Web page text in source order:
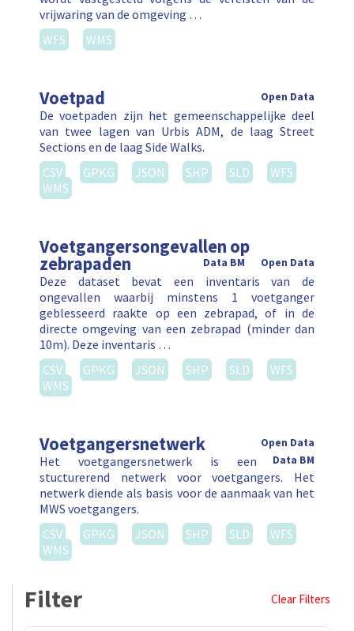
vrijwaring van de omgeving …
WFS
WMS
Voetpad Open Data
De voetpaden zijn het gemeenschappelijke deel
van twee lagen van Urbis ADM, de laag Street
Sections en de laag Side Walks.
CSV
GPKG JSON SHP SLD
WFS
WMS
Voetgangersongevallen op
zebrapaden Open Data
Data BM
Deze dataset bevat een inventaris van de
ongevallen waarbij minstens 1 voetganger
geblesseerd raakte op een zebrapad, of in de
directe omgeving van een zebrapad (minder dan
10m). Deze inventaris …
CSV
GPKG JSON SHP SLD
WFS
WMS
Voetgangersnetwerk
Open Data
Data BM
Het voetgangersnetwerk is een
stucturerend netwerk voor voetgangers. Het
netwerk diende als basis voor de aanmaak van het
MWS voetgangers.
CSV
GPKG JSON SHP SLD
WFS
WMS
Filter Clear Filters